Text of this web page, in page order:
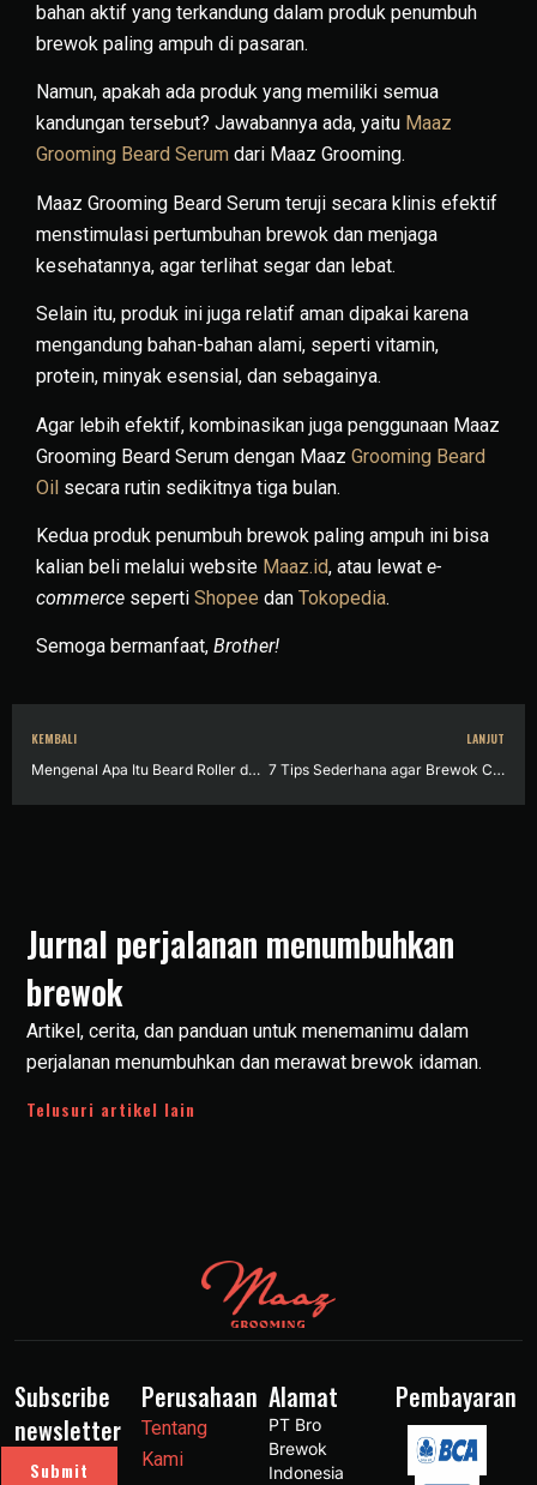
bahan aktif yang terkandung dalam produk penumbuh
brewok paling ampuh di pasaran.
Namun, apakah ada produk yang memiliki semua
kandungan tersebut? Jawabannya ada, yaitu Maaz
Grooming Beard Serum dari Maaz Grooming.
Maaz Grooming Beard Serum teruji secara klinis efektif
menstimulasi pertumbuhan brewok dan menjaga
kesehatannya, agar terlihat segar dan lebat.
Selain itu, produk ini juga relatif aman dipakai karena
mengandung bahan-bahan alami, seperti vitamin,
protein, minyak esensial, dan sebagainya.
Agar lebih efektif, kombinasikan juga penggunaan Maaz
Grooming Beard Serum dengan Maaz Grooming Beard
Oil secara rutin sedikitnya tiga bulan.
Kedua produk penumbuh brewok paling ampuh ini bisa
kalian beli melalui website Maaz.id, atau lewat e-
commerce seperti Shopee dan Tokopedia.
Semoga bermanfaat, Brother!
KEMBALI
Mengenal Apa Itu Beard Roller dan Fungsinya untuk Menumbuhkan Brewok
LANJUT
7 Tips Sederhana agar Brewok Cepat Tumbuh, Bisa Dimulai Saat Ini Juga!
Jurnal perjalanan menumbuhkan
brewok
Artikel, cerita, dan panduan untuk menemanimu dalam
perjalanan menumbuhkan dan merawat brewok idaman.
Telusuri artikel lain
Subscribe
newsletter
Submit
Perusahaan
Tentang
Kami
Alamat
PT Bro
Brewok
Indonesia
Pembayaran